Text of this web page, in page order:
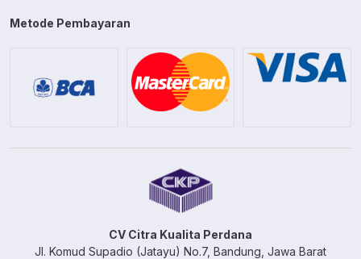
Metode Pembayaran
CV Citra Kualita Perdana
Jl. Komud Supadio (Jatayu) No.7, Bandung, Jawa Barat